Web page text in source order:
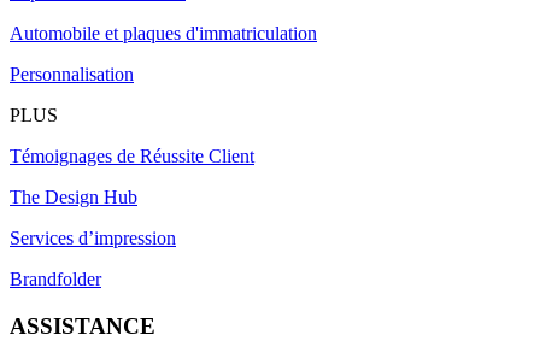
Automobile et plaques d'immatriculation
Personnalisation
PLUS
Témoignages de Réussite Client
The Design Hub
Services d’impression
Brandfolder
ASSISTANCE